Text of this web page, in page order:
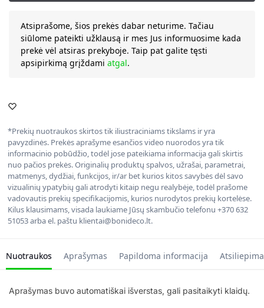
Atsiprašome, šios prekės dabar neturime. Tačiau
siūlome pateikti užklausą ir mes Jus informuosime kada
prekė vėl atsiras prekyboje. Taip pat galite tęsti
apsipirkimą grįždami atgal.
*Prekių nuotraukos skirtos tik iliustraciniams tikslams ir yra
pavyzdinės. Prekės aprašyme esančios video nuorodos yra tik
informacinio pobūdžio, todėl jose pateikiama informacija gali skirtis
nuo pačios prekės. Originalių produktų spalvos, užrašai, parametrai,
matmenys, dydžiai, funkcijos, ir/ar bet kurios kitos savybės dėl savo
vizualinių ypatybių gali atrodyti kitaip negu realybėje, todėl prašome
vadovautis prekių specifikacijomis, kurios nurodytos prekių kortelėse.
Kilus klausimams, visada laukiame Jūsų skambučio telefonu +370 632
51053 arba el. paštu klientai@bonideco.lt.
Nuotraukos Aprašymas Papildoma informacija
Aprašymas buvo automatiškai išverstas, gali pasitaikyti klaidų.